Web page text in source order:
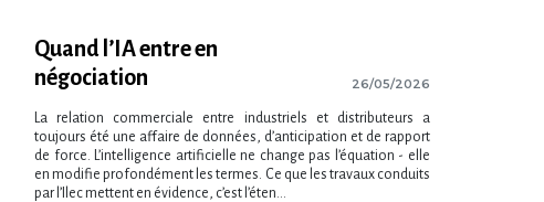
Quand l​‌’IA entre en
négociation
26/05/2026
La relation commerciale entre industriels et distributeurs a
toujours été une affaire de données, d​‌’anticipation et de rapport
de force. L​‌’intelligence artificielle ne change pas l​‌’équation - elle
en modifie profondément les termes. Ce que les travaux conduits
par l​‌’Ilec mettent en évidence, c​‌’est l​‌’éten...